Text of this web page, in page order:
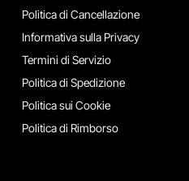
Politica di Cancellazione
Informativa sulla Privacy
Termini di Servizio
Politica di Spedizione
Politica sui Cookie
Politica di Rimborso